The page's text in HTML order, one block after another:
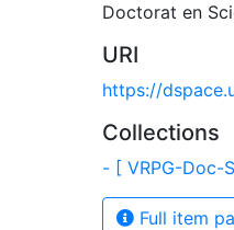
Doctorat en
URI
https://
Collections
Full item